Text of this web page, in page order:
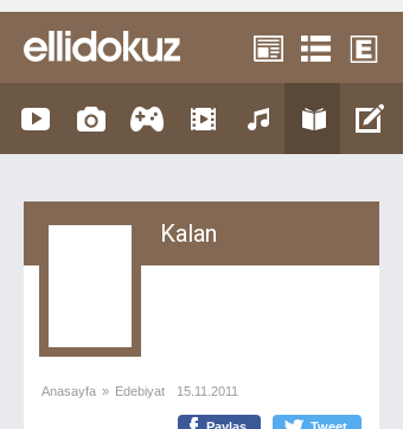
Kalan
Anasayfa » Edebiyat 15.11.2011